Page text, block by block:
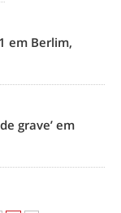
em Berlim,
grave’ em